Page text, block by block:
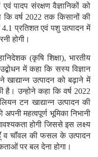
पादप संरक्षण वैज्ञानिकों को
कि वर्ष 2022 तक किसानों की
प्रतिशत एवं पशु उत्पादन में
होगी।
(कृषि शिक्षा), भारतीय
में कहा कि सस्य विज्ञान
उत्पादन को बढ़ाने में
है। उन्होने कहा कि वर्ष 2022
टन खाद्यान्न उत्पादन की
महत्वपूर्ण भूमिका निभानी
होगी जिससे इस लक्ष्य
व चाॅंवल की फसल के उत्पादन
पर बल देना होगा।